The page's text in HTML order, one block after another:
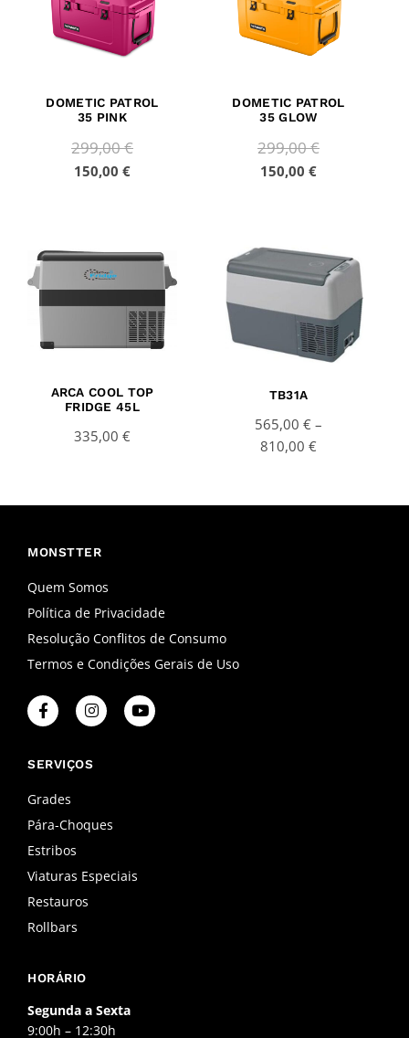
DOMETIC PATROL
35 PINK
299,00€
299,00 €.
150,00 €
150,00 €.
DOMETIC PATROL
35 GLOW
299,00€
299,00 €.
150,00 €
150,00 €.
ARCA COOL TOP
FRIDGE 45L
335,00 €
TB31A
565,00 € –
810,00 €
range:
565,00 €
through
810,00 €
MONSTTER
Quem Somos
Política de Privacidade
Resolução Conflitos de Consumo
Termos e Condições Gerais de Uso
F
a
c
b
o
k
-
f
I
n
s
a
m
Y
o
u
SERVIÇOS
Grades
Pára-Choques
Estribos
Viaturas Especiais
Restauros
Rollbars
HORÁRIO
Segunda a Sexta
9:00h – 12:30h